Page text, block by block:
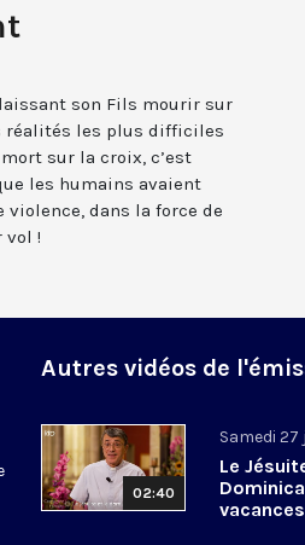
son Fils mourir sur
réalités les plus difficiles
sur la croix, c’est
les humains avaient
dans la force de
vol !
Autres vidéos de
02:40
Samedi
Le
vacances